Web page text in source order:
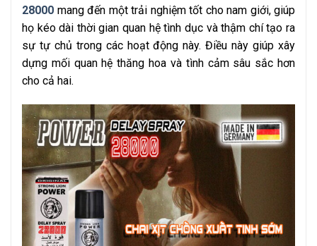
28000 mang đến một trải nghiệm tốt cho nam giới, giúp
họ kéo dài thời gian quan hệ tình dục và thậm chí tạo ra
sự tự chủ trong các hoạt động này. Điều này giúp xây
dựng mối quan hệ thăng hoa và tình cảm sâu sắc hơn
cho cả hai.